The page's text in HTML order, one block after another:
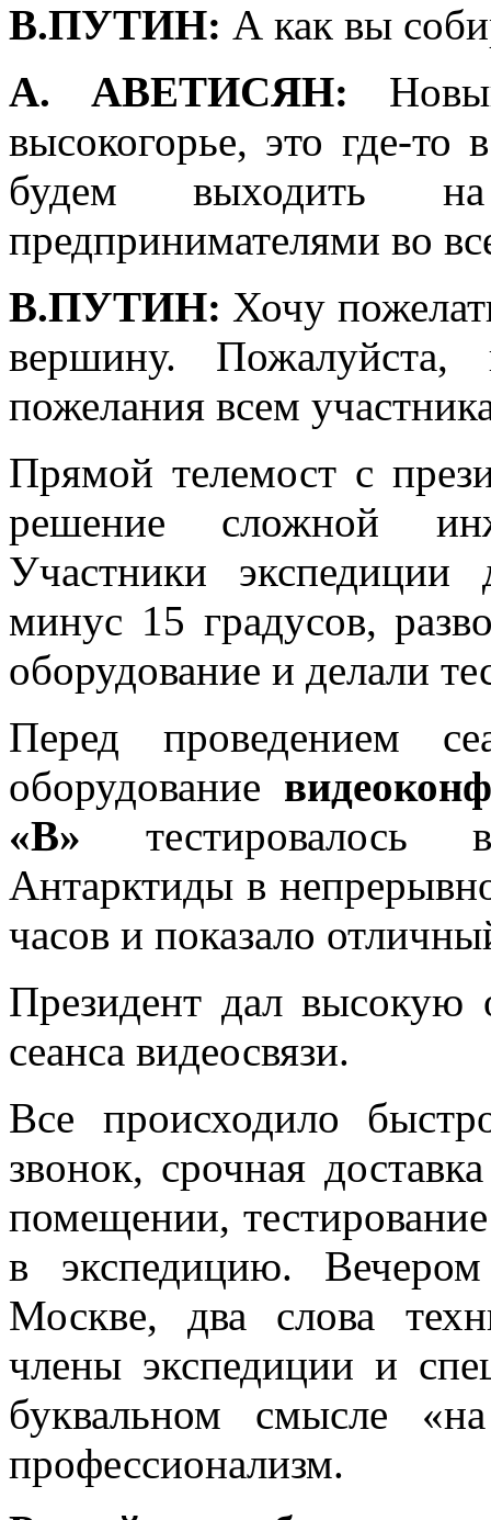
В.ПУТИН: А как вы
А. АВЕТИСЯН:
высокогорье, это где-
будем выходить
предпринимателями во
В.ПУТИН: Хочу
вершину. Пожалуйста,
пожелания всем
Прямой телемост с
решение сложной
Участники экспедиции
минус 15 градусов,
оборудование и делали
Перед проведением
оборудование
«В» тестировалось
Антарктиды в
часов и показало
Президент дал высокую
сеанса видеосвязи.
Все происходило
звонок, срочная
помещении,
в экспедицию.
Москве, два слова
члены экспедиции и
буквальном смысле
профессионализм.